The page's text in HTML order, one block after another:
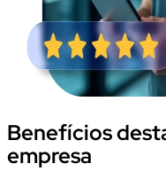
Benefícios
empresa